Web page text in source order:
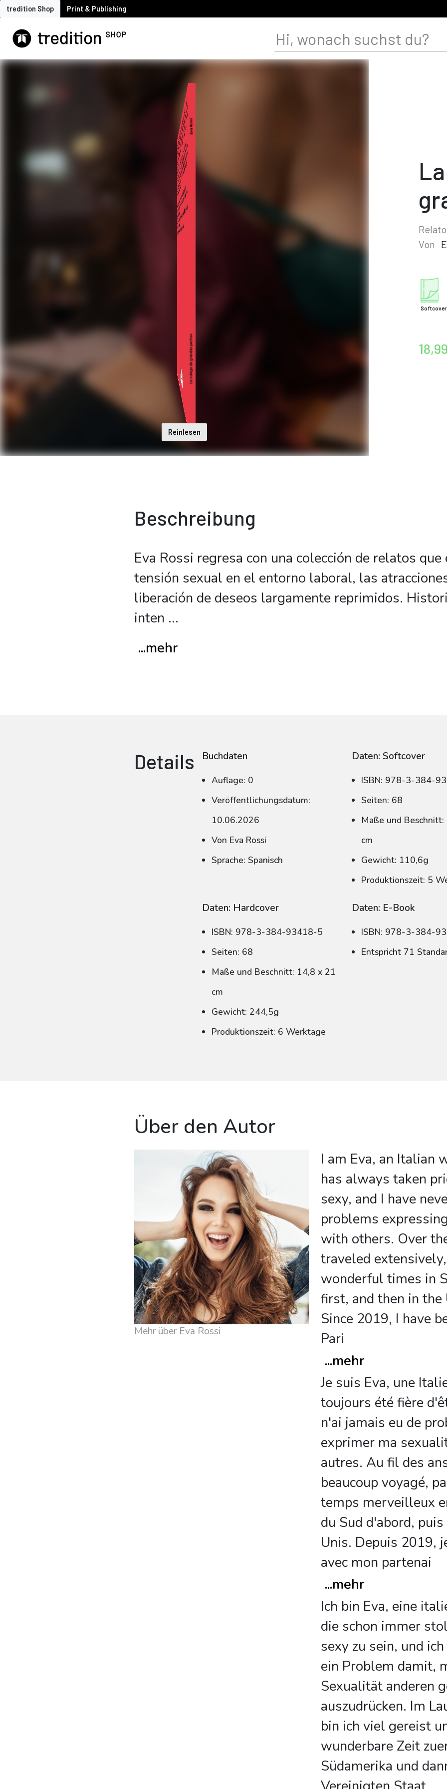
tredition Shop Print & Publishing
Reinlesen
Von
Softcover
Beschreibung
Eva Rossi regresa con una colección de relatos
tensión sexual en el entorno laboral, las
liberación de deseos largamente reprimidos.
inten ...
...mehr
Details Buchdaten
Auflage: 0
Veröffentlichungsdatum:
10.06.2026
Von Eva Rossi
Sprache: Spanisch
Daten: Softcover
ISBN: 978-3-384-
Seiten: 68
Maße und
cm
Gewicht: 110,6g
Produktionszeit: 5
Daten: Hardcover
ISBN: 978-3-384-93418-5
Seiten: 68
Maße und Beschnitt: 14,8 x 21
cm
Gewicht: 244,5g
Produktionszeit: 6 Werktage
Daten: E-Book
ISBN: 978-3-384-
Entspricht 71
Über den Autor
Mehr über Eva Rossi
I am Eva, an Italian
has always taken
sexy, and I have
problems
with others. Over
traveled
wonderful times in
first, and then in the
Since 2019, I have
Pari
...mehr
Je suis Eva, une
toujours été fière
n'ai jamais eu de
exprimer ma
autres. Au fil des
beaucoup voyagé,
temps merveilleux
du Sud d'abord,
Unis. Depuis 2019,
avec mon partenai
...mehr
Ich bin Eva, eine
die schon immer
sexy zu sein, und
ein Problem damit,
Sexualität anderen
auszudrücken. Im
bin ich viel gereist
wunderbare Zeit
Südamerika und